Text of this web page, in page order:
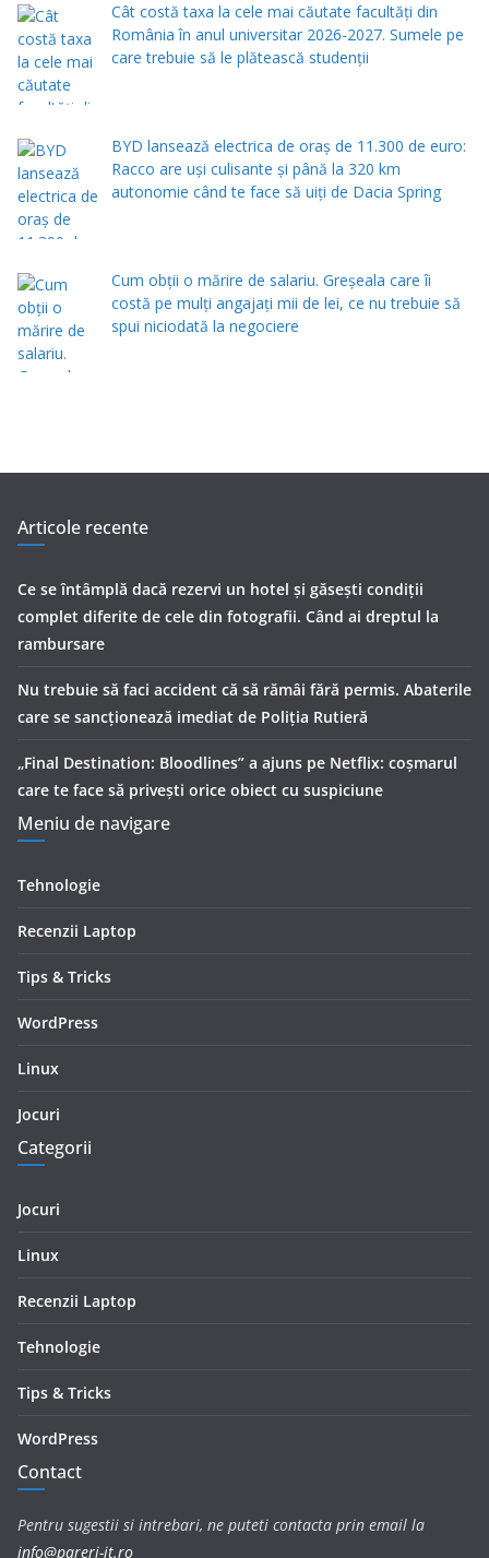
Cât costă taxa la cele mai căutate facultăți din
România în anul universitar 2026-2027. Sumele pe
care trebuie să le plătească studenții
BYD lansează electrica de oraș de 11.300 de euro:
Racco are uși culisante și până la 320 km
autonomie când te face să uiți de Dacia Spring
Cum obții o mărire de salariu. Greșeala care îi
costă pe mulți angajați mii de lei, ce nu trebuie să
spui niciodată la negociere
Articole recente
Ce se întâmplă dacă rezervi un hotel și găsești condiții
complet diferite de cele din fotografii. Când ai dreptul la
rambursare
Nu trebuie să faci accident că să rămâi fără permis. Abaterile
care se sancționează imediat de Poliţia Rutieră
„Final Destination: Bloodlines” a ajuns pe Netflix: coșmarul
care te face să privești orice obiect cu suspiciune
Meniu de navigare
Tehnologie
Recenzii Laptop
Tips & Tricks
WordPress
Linux
Jocuri
Categorii
Jocuri
Linux
Recenzii Laptop
Tehnologie
Tips & Tricks
WordPress
Contact
Pentru sugestii si intrebari, ne puteti contacta prin email la
info@pareri-it.ro